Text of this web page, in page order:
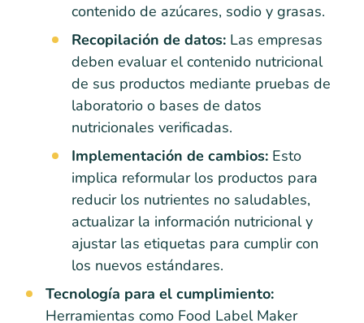
contenido de azúcares, sodio y grasas.
Recopilación de datos: Las empresas
deben evaluar el contenido nutricional
de sus productos mediante pruebas de
laboratorio o bases de datos
nutricionales verificadas.
Implementación de cambios: Esto
implica reformular los productos para
reducir los nutrientes no saludables,
actualizar la información nutricional y
ajustar las etiquetas para cumplir con
los nuevos estándares.
Tecnología para el cumplimiento:
Herramientas como Food Label Maker